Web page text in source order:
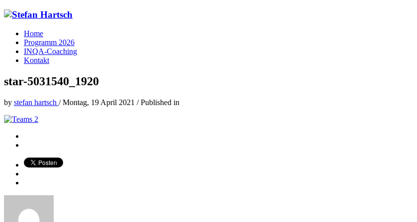
Home
Programm 2026
INQA-Coaching
Kontakt
star-5031540_1920
by stefan hartsch /Montag, 19 April 2021 /Published in